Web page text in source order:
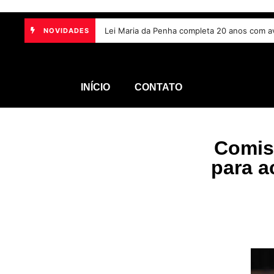
NOVIDADES Lei Maria da Penha completa 20 anos
Projeto torna vacina contra HPV obrigatória e prioriza
INÍCIO CONTATO
para